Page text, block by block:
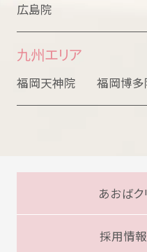
広島院
九州エリア
福岡天神院 福岡博多
あおばク
採用情